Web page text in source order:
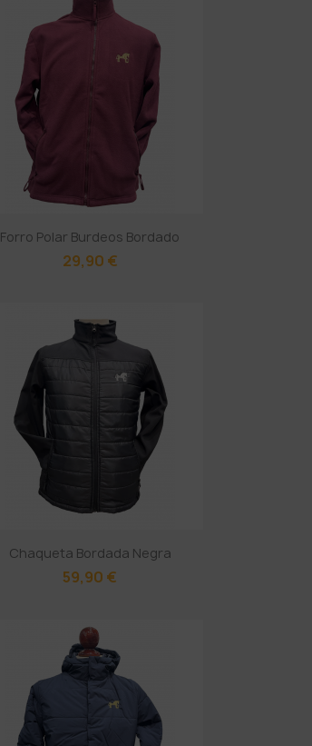
Forro Polar Burdeos Bordado
29,90 €
Chaqueta Bordada Negra
59,90 €